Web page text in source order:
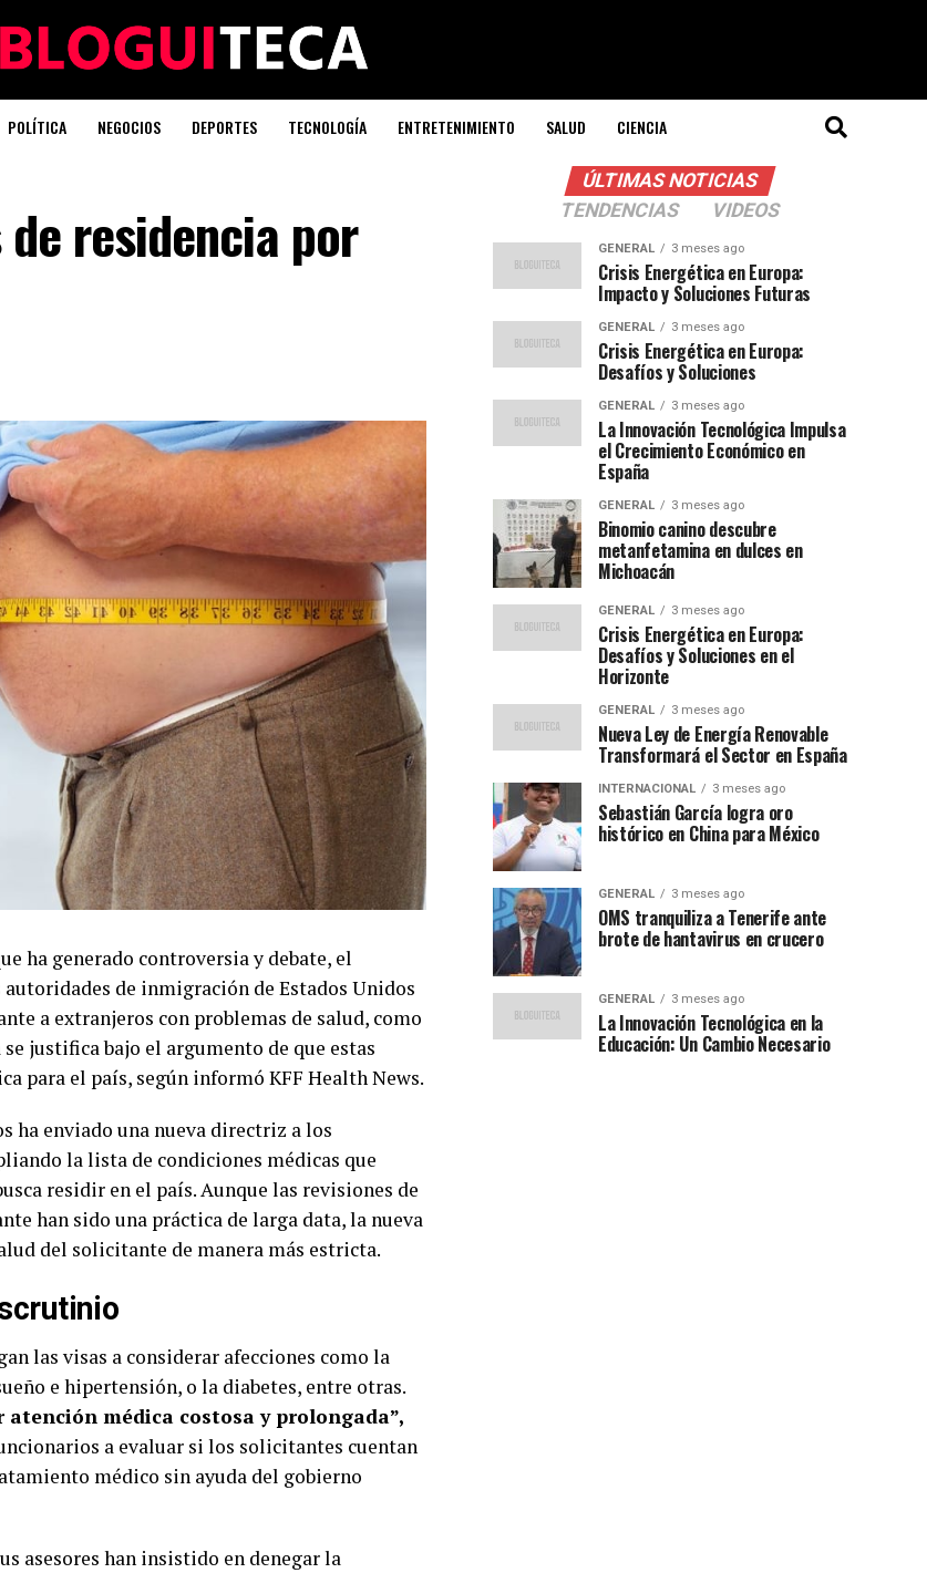
POLÍTICA NEGOCIOS DEPORTES TECNOLOGÍA ENTRETENIMIENTO SALUD CIENCIA
de residencia por
ha generado controversia y debate, el
de inmigración de Estados Unidos
a extranjeros con problemas de salud, como
justifica bajo el argumento de que estas
para el país, según informó KFF Health News.
ha enviado una nueva directriz a los
la lista de condiciones médicas que
residir en el país. Aunque las revisiones de
han sido una práctica de larga data, la nueva
del solicitante de manera más estricta.
las visas a considerar afecciones como la
e hipertensión, o la diabetes, entre otras.
atención médica costosa y prolongada”,
a evaluar si los solicitantes cuentan
médico sin ayuda del gobierno
asesores han insistido en denegar la
ÚLTIMAS NOTICIAS
TENDENCIAS
VIDEOS
GENERAL 3 meses ago
Crisis Energética en Europa:
Impacto y Soluciones Futuras
GENERAL 3 meses ago
Crisis Energética en Europa:
Desafíos y Soluciones
GENERAL 3 meses ago
La Innovación Tecnológica Impulsa
el Crecimiento Económico en
España
GENERAL 3 meses ago
Binomio canino descubre
metanfetamina en dulces en
Michoacán
GENERAL 3 meses ago
Crisis Energética en Europa:
Desafíos y Soluciones en el
Horizonte
GENERAL 3 meses ago
Nueva Ley de Energía Renovable
Transformará el Sector en España
INTERNACIONAL 3 meses ago
Sebastián García logra oro
histórico en China para México
GENERAL 3 meses ago
OMS tranquiliza a Tenerife ante
brote de hantavirus en crucero
GENERAL 3 meses ago
La Innovación Tecnológica en la
Educación: Un Cambio Necesario